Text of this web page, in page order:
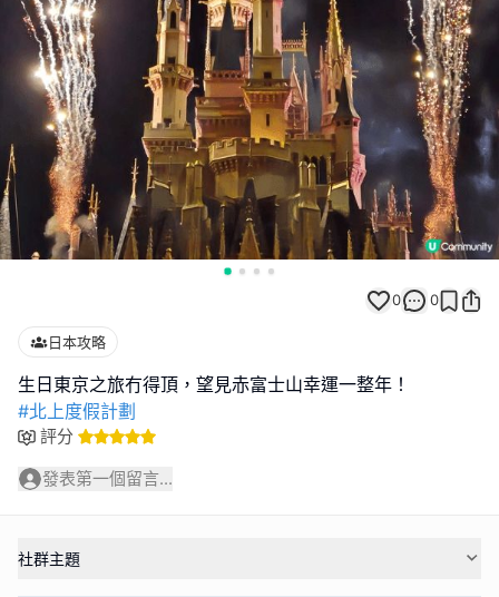
0 0
日本攻略
#北上度假計劃
評分
發表第一個留言...
社群主題